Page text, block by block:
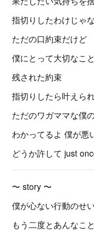
指切りしたわけじゃ
ただの口約束だけど
僕にとって大切なこと
残された約束
指切りしたら叶えら
ただのワガママな僕
わかってるよ 僕が悪
どうか許して just
〜 story 〜
僕が心ない行動のせ
もう二度とあんなこ